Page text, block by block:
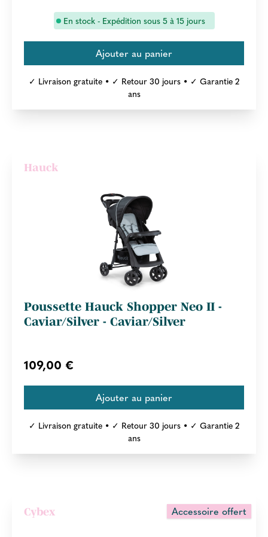
En stock - Expédition sous 5 à 15 jours
✓ Livraison gratuite • ✓ Retour 30 jours • ✓ Garantie 2
ans
Hauck
Poussette Hauck Shopper Neo II -
Caviar/Silver - Caviar/Silver
109,00 €
✓ Livraison gratuite • ✓ Retour 30 jours • ✓ Garantie 2
ans
Accessoire offert
Cybex